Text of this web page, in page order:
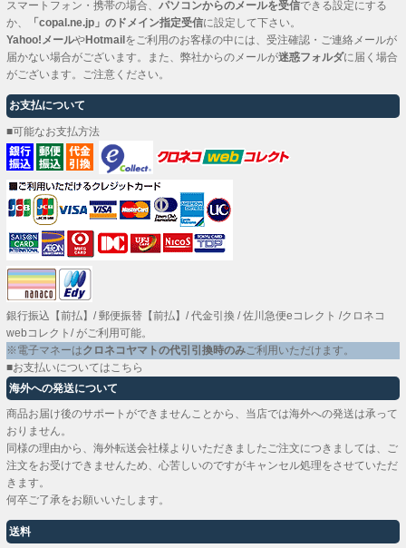
スマートフォン・携帯の場合、 パソコンからのメールを受信できる設定にする
か、
「copal.ne.jp」のドメイン指定受信に設定して下さい。
Yahoo!メールやHotmailをご利用のお客様の中には、受注確認・ご連絡メールが
届かない場合がございます。また、弊社からのメールが迷惑フォルダに届く場合
がございます。ご注意ください。
お支払について
■可能なお支払方法
銀行振込【前払】 /郵便振替【前払】 /代金引換 /佐川急便eコレクト /クロネコ
webコレクト / がご利用可能。
※電子マネーはクロネコヤマトの代引引換時のみご利用いただけます。
■お支払いについてはこちら
海外への発送について
商品お届け後のサポートができませんことから、当店では海外への発送は承って
おりません。
同様の理由から、海外転送会社様よりいただきましたご注文につきましては、ご
注文をお受けできませんため、心苦しいのですがキャンセル処理をさせていただ
きます。
何卒ご了承をお願いいたします。
送料